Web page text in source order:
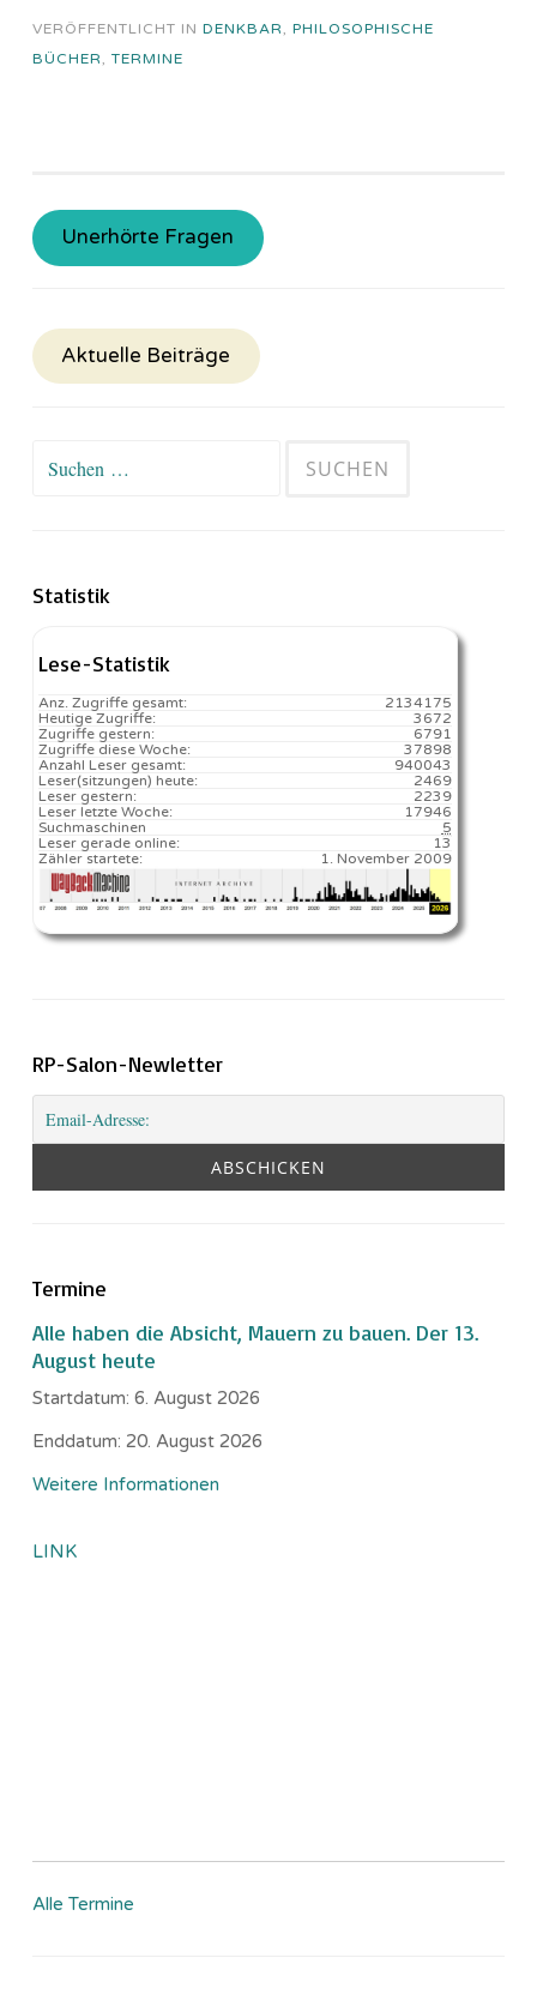
VERÖFFENTLICHT IN DENKBAR, PHILOSOPHISCHE
BÜCHER, TERMINE
Unerhörte Fragen
Aktuelle Beiträge
Suchen
Statistik
Lese-Statistik
2134175
Anz. Zugriffe gesamt:
3672
Heutige Zugriffe:
6791
Zugriffe gestern:
37898
Zugriffe diese Woche:
940043
Anzahl Leser gesamt:
2469️
Leser(sitzungen) heute:
2239
Leser gestern:
17946️
Leser letzte Woche:
5
Suchmaschinen
13
Leser gerade online:
1. November 2009
Zähler startete:
RP-Salon-Newletter
Termine
Alle haben die Absicht, Mauern zu bauen. Der 13.
August heute
Startdatum: 6. August 2026
Enddatum: 20. August 2026
Weitere Informationen
LINK
Alle Termine